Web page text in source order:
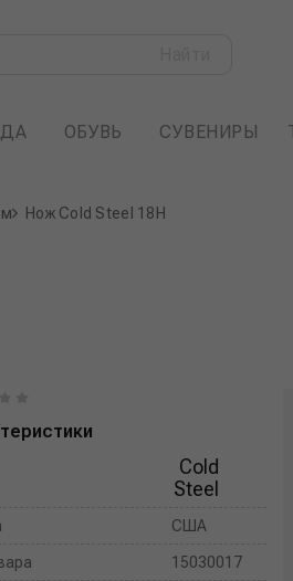
ОБУВЬ СУВЕНИРЫ
Нож Cold Steel 18H
Cold
Steel
США
15030017